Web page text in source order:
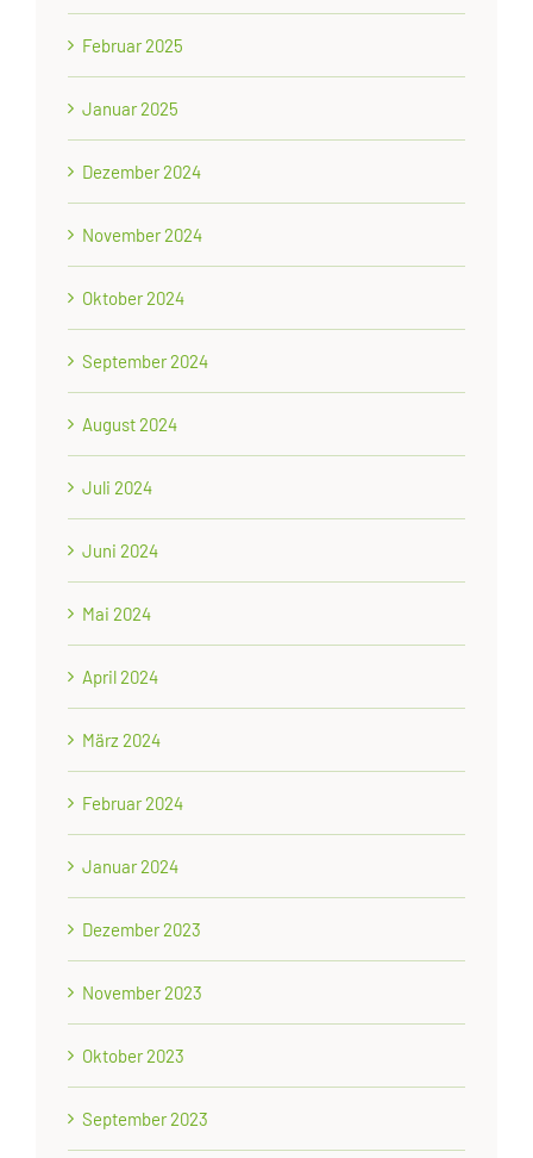
Februar 2025
Januar 2025
Dezember 2024
November 2024
Oktober 2024
September 2024
August 2024
Juli 2024
Juni 2024
Mai 2024
April 2024
März 2024
Februar 2024
Januar 2024
Dezember 2023
November 2023
Oktober 2023
September 2023